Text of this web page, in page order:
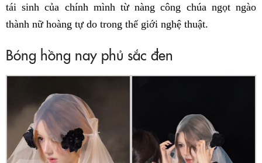
tái sinh của chính mình từ nàng công chúa ngọt ngào
thành nữ hoàng tự do trong thế giới nghệ thuật.
Bóng hồng nay phủ sắc đen